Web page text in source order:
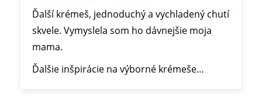
Ďalší krémeš, jednoduchý a vychladený chutí
skvele. Vymyslela som ho dávnejšie moja
mama.
Ďalšie inšpirácie na výborné krémeše…